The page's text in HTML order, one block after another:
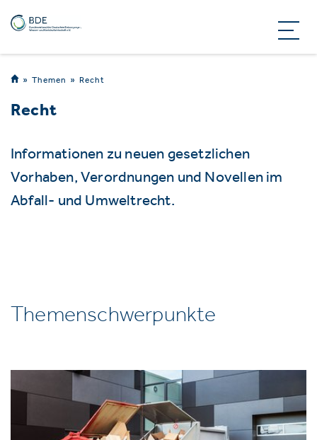
Themen Recht
Recht
Informationen zu neuen gesetzlichen
Vorhaben, Verordnungen und Novellen im
Abfall- und Umweltrecht.
Themenschwerpunkte